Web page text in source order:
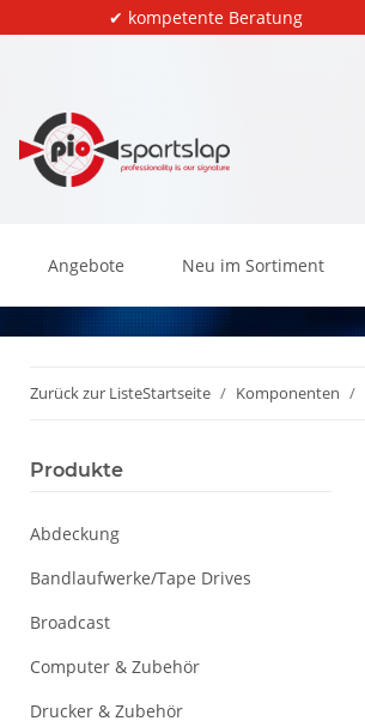
✔ kompetente Beratung
Angebote Neu im Sortiment
Zurück zur ListeStartseite Komponenten
Produkte
Abdeckung
Bandlaufwerke/Tape Drives
Broadcast
Computer & Zubehör
Drucker & Zubehör